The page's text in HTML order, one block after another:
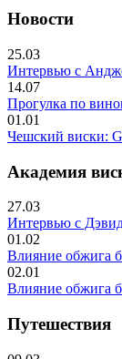
Новости
25.03
Интервью с
14.07
Прогулка по
01.01
Чешский виски:
Академия
27.03
Интервью с
01.02
Влияние обжига
02.01
Влияние обжига
Путешествия